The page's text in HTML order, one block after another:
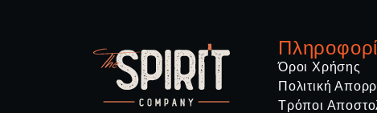
Όροι Χρήσης
Πολιτική
Τρόποι